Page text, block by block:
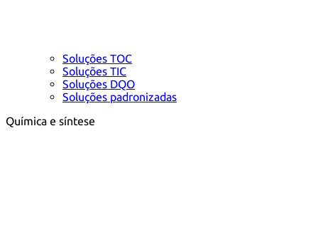
Soluções TOC
Soluções TIC
Soluções DQO
Soluções padronizadas
Química e síntese